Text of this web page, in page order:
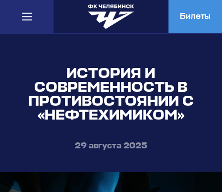
Билеты
ИСТОРИЯ И
СОВРЕМЕННОСТЬ В
ПРОТИВОСТОЯНИИ С
«НЕФТЕХИМИКОМ»
29 августа 2025